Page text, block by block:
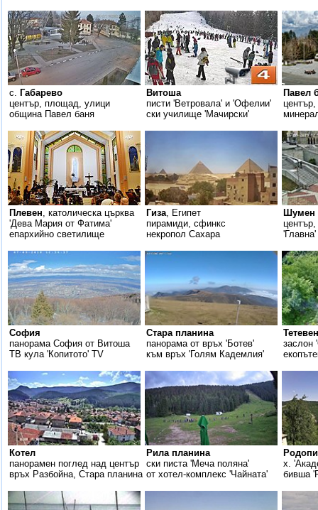
с. Габарево
център, площад, улици
община Павел баня
Витоша
писти 'Ветровала' и 'Офелии'
ски училище 'Мачирски'
Павел
Плевен, католическа църква
'Дева Мария от Фатима'
епархийно светилище
Гиза, Египет
пирамиди, сфинкс
некропол Сахара
Шумен
София
панорама София от Витоша
ТВ кула 'Копитото' TV
Стара планина
панорама от връх 'Ботев'
към връх 'Голям Кадемлия'
Тетевен
заслон
Котел
панорамен поглед над център
връх Разбойна, Стара планина
Рила планина
ски писта 'Меча поляна'
от хотел-комплекс 'Чайната'
x.
бивша